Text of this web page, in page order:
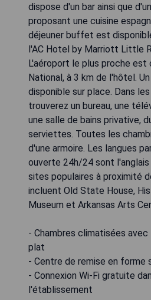
dispose d'un bar ainsi que
proposant une cuisine
déjeuner buffet est
l'AC Hotel by Marriott Little
L'aéroport le plus proche est
National, à 3 km de l'hôtel.
disponible sur place. Dans
trouverez un bureau, une
une salle de bains privative,
serviettes. Toutes les
d'une armoire. Les langues
ouverte 24h/24 sont
sites populaires à proximité
incluent Old State House,
Museum et Arkansas Arts
- Chambres climatisées
plat
- Centre de remise en forme
- Connexion Wi-Fi gratuite
l'établissement